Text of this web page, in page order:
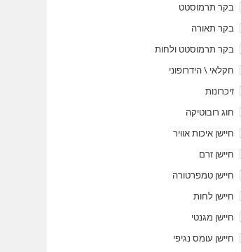
בקר תרמוסטט
בקר תאורה
בקר תרמוסטט ולחות
חקלאי \ הידרופוני
זיכרונות
חוג רובוטיקה
חיישן איכות אוויר
חיישן זרם
חיישן טמפרטורה
חיישן לחות
חיישן מגנטי
חיישן עומס נגיפי